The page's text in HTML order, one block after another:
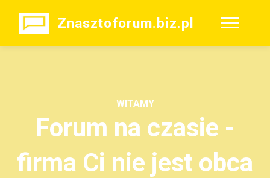
Znasztoforum.biz.pl
WITAMY
Forum na czasie -
firma Ci nie jest obca